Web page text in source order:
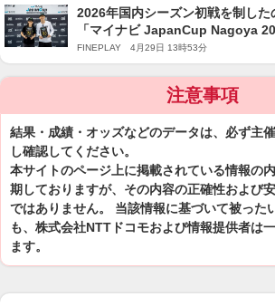
2026年国内シーズン初戦を制した
「マイナビ JapanCup Nagoya
イル・パーク種目
FINEPLAY 4月29日 13時53分
注意事項
結果・成績・オッズなどのデータは、必ず主
し確認してください。
本サイトのページ上に掲載されている情報の
期しておりますが、その内容の正確性および
ではありません。 当該情報に基づいて被った
も、株式会社NTTドコモおよび情報提供者は
ます。